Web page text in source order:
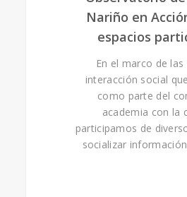
Nariño en
espacios
En el marco de
interacción social
como parte del
academia con la
participamos de
socializar